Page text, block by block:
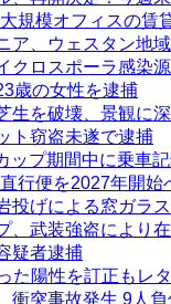
規模オフィスの賃
ア、ウェスタン地
クロスポーラ感染
歳の女性を逮捕
生を破壊、景観に
ト窃盗未遂で逮捕
ップ期間中に乗車
行便を2027年開始
投げによる窓ガラ
、武装強盗により
疑者逮捕
た陽性を訂正もレ
衝突事故発生 9人負